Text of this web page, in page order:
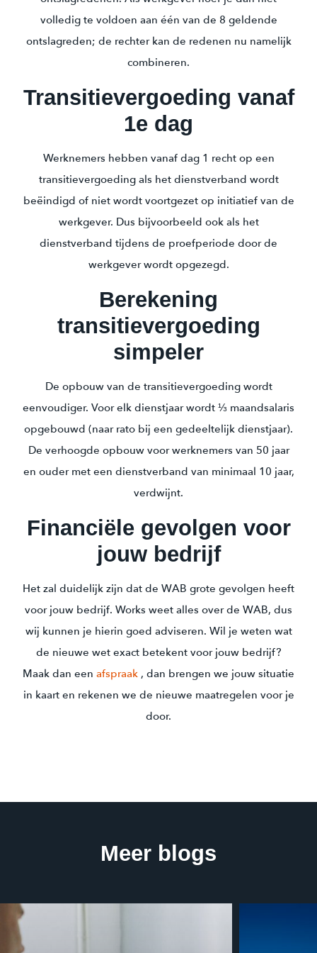
volledig te voldoen aan één van de 8 geldende
ontslagreden; de rechter kan de redenen nu namelijk
combineren.
Transitievergoeding vanaf
1e dag
Werknemers hebben vanaf dag 1 recht op een
transitievergoeding als het dienstverband wordt
beëindigd of niet wordt voortgezet op initiatief van de
werkgever. Dus bijvoorbeeld ook als het
dienstverband tijdens de proefperiode door de
werkgever wordt opgezegd.
Berekening
transitievergoeding
simpeler
De opbouw van de transitievergoeding wordt
eenvoudiger. Voor elk dienstjaar wordt ⅓ maandsalaris
opgebouwd (naar rato bij een gedeeltelijk dienstjaar).
De verhoogde opbouw voor werknemers van 50 jaar
en ouder met een dienstverband van minimaal 10 jaar,
verdwijnt.
Financiële gevolgen voor
jouw bedrijf
Het zal duidelijk zijn dat de WAB grote gevolgen heeft
voor jouw bedrijf. Works weet alles over de WAB, dus
wij kunnen je hierin goed adviseren. Wil je weten wat
de nieuwe wet exact betekent voor jouw bedrijf?
Maak dan een afspraak , dan brengen we jouw situatie
in kaart en rekenen we de nieuwe maatregelen voor je
door.
Meer blogs